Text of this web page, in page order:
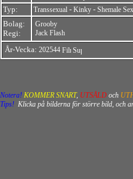
Typ:
Transsexual - Kinky - Shemale Sex
Bolag:
Regi:
Grooby
Jack Flash
År-Vecka: 202544
Notera! KOMMER SNART, UTSÅLD och
Tips! Klicka på bilderna för större bild, och